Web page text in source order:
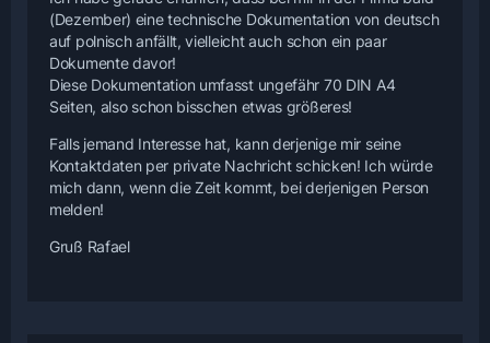
(Dezember) eine technische Dokumentation von deutsch
auf polnisch anfällt, vielleicht auch schon ein paar
Dokumente davor!
Diese Dokumentation umfasst ungefähr 70 DIN A4
Seiten, also schon bisschen etwas größeres!
Falls jemand Interesse hat, kann derjenige mir seine
Kontaktdaten per private Nachricht schicken! Ich würde
mich dann, wenn die Zeit kommt, bei derjenigen Person
melden!
Gruß Rafael